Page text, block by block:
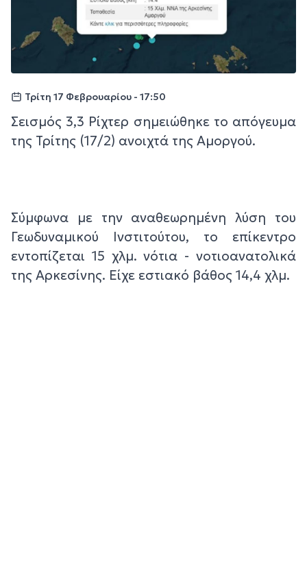
Τρίτη 17 Φεβρουαρίου - 17:50
Σεισμός 3,3 Ρίχτερ σημειώθηκε το απόγευμα
της Τρίτης (17/2) ανοιχτά της Αμοργού.
Σύμφωνα με την αναθεωρημένη λύση του
Γεωδυναμικού Ινστιτούτου, το επίκεντρο
εντοπίζεται 15 χλμ. νότια - νοτιοανατολικά
της Αρκεσίνης. Είχε εστιακό βάθος 14,4 χλμ.